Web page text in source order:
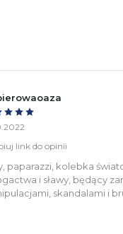
link do opinii
paparazzi, kolebka
i sławy, będący
skandalami i